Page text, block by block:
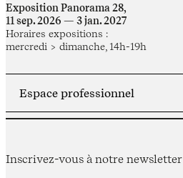
Exposition Panorama 28,
11 sep. 2026 — 3 jan. 2027
Horaires expositions :
mercredi > dimanche, 14h-19h
Inscrivez-vous à notre newsletter